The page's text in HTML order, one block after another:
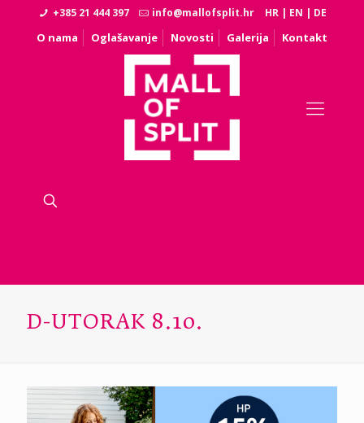
+385 21 444 397 info@mallofsplit.hr HR | EN | DE
O nama Oglašavanje Novosti Galerija Kontakt
D-UTORAK 8.10.